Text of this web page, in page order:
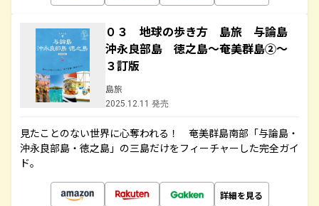
０３ 地球の歩き方 島旅 与論島
沖永良部島 徳之島～奄美群島②～
３訂版
島旅
2025.12.11 発売
見たことのない世界に心奪われる！ 奄美群島南部「与論島・
沖永良部島・徳之島」の三島だけをフィーチャーした完全ガイ
ド。
詳細を見る